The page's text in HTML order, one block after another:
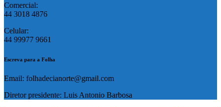
Comercial:
44 3018 4876
Celular:
44 99977 9661
Escreva para a Folha
Email: folhadecianorte@gmail.com
Diretor presidente: Luis Antonio Barbosa